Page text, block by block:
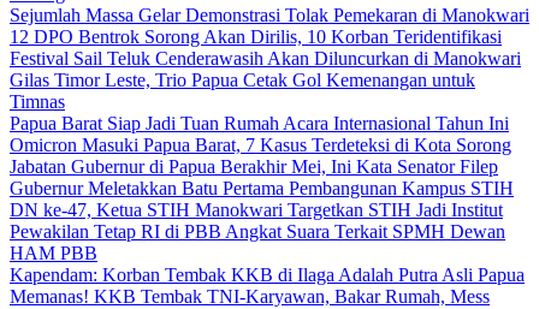
Sejumlah Massa Gelar Demonstrasi Tolak Pemekaran di Manokwari
12 DPO Bentrok Sorong Akan Dirilis, 10 Korban Teridentifikasi
Festival Sail Teluk Cenderawasih Akan Diluncurkan di Manokwari
Gilas Timor Leste, Trio Papua Cetak Gol Kemenangan untuk
Timnas
Papua Barat Siap Jadi Tuan Rumah Acara Internasional Tahun Ini
Omicron Masuki Papua Barat, 7 Kasus Terdeteksi di Kota Sorong
Jabatan Gubernur di Papua Berakhir Mei, Ini Kata Senator Filep
Gubernur Meletakkan Batu Pertama Pembangunan Kampus STIH
DN ke-47, Ketua STIH Manokwari Targetkan STIH Jadi Institut
Pewakilan Tetap RI di PBB Angkat Suara Terkait SPMH Dewan
HAM PBB
Kapendam: Korban Tembak KKB di Ilaga Adalah Putra Asli Papua
Memanas! KKB Tembak TNI-Karyawan, Bakar Rumah, Mess